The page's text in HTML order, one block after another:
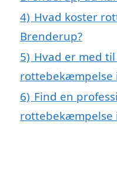
4) Hvad koster
Brenderup?
5) Hvad er med
rottebekæmpelse
6) Find en